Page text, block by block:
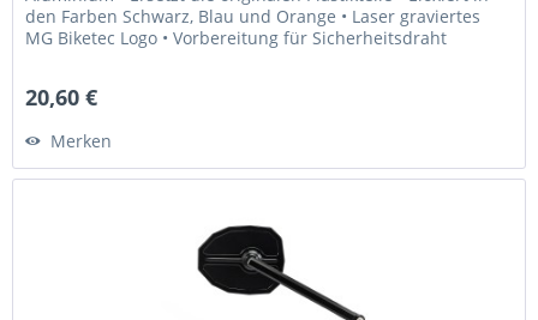
den Farben Schwarz, Blau und Orange • Laser graviertes
MG Biketec Logo • Vorbereitung für Sicherheitsdraht
20,60 €
Merken